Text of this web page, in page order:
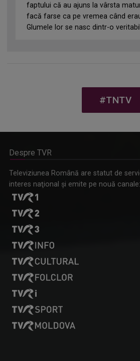
faptului că au ajuns la vârsta
facă farse ca pe vremea când
Glumele lor se nasc dintr-o
#TNTV
Despre TVR
Televiziunea Română are statut de
interes naţional şi emite pe nouă canale: